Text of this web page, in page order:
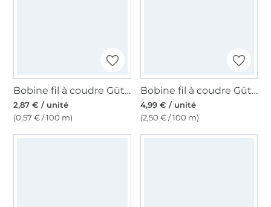
Bobine fil à coudre Gütermann 500m polyester Toldi, (143) bleu clair
2,87 € / unité
(0,57 € / 100 m)
Bobine fil à coudre Gütermann 200m polyester, (339) bleu marine
4,99 € / unité
(2,50 € / 100 m)